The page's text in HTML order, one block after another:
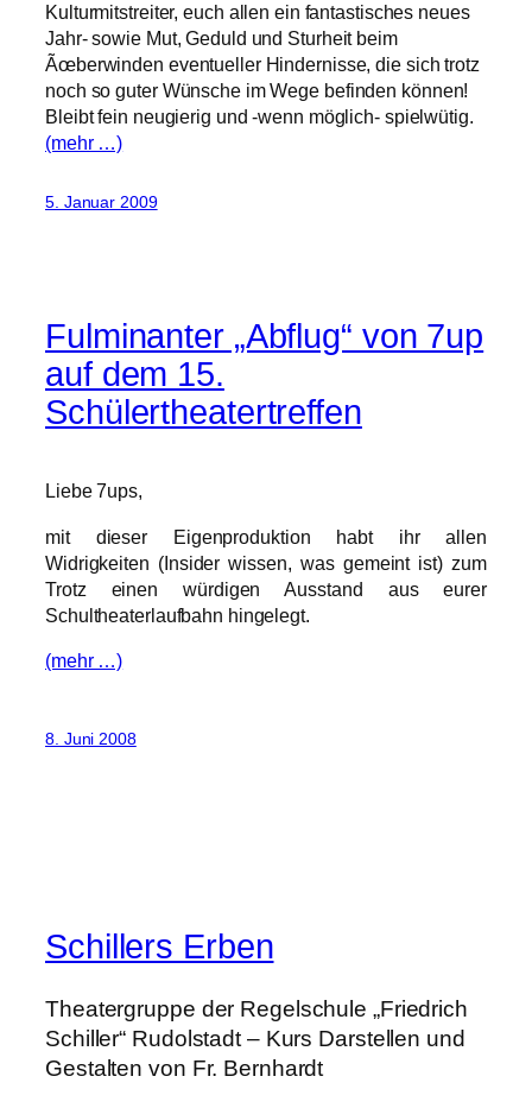
Kulturmitstreiter, euch allen ein fantastisches neues
Jahr- sowie Mut, Geduld und Sturheit beim
Ãœberwinden eventueller Hindernisse, die sich trotz
noch so guter Wünsche im Wege befinden können!
Bleibt fein neugierig und -wenn möglich- spielwütig.
(mehr …)
5. Januar 2009
Fulminanter „Abflug“ von 7up
auf dem 15.
Schülertheatertreffen
Liebe 7ups,
mit dieser Eigenproduktion habt ihr allen
Widrigkeiten (Insider wissen, was gemeint ist) zum
Trotz einen würdigen Ausstand aus eurer
Schultheaterlaufbahn hingelegt.
(mehr …)
8. Juni 2008
Schillers Erben
Theatergruppe der Regelschule „Friedrich
Schiller“ Rudolstadt – Kurs Darstellen und
Gestalten von Fr. Bernhardt